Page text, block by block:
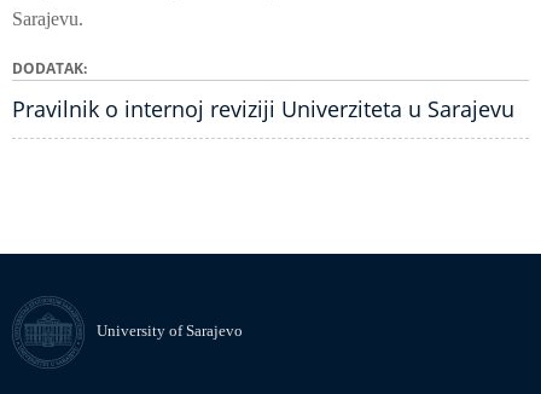
Sarajevu.
DODATAK
Pravilnik o internoj reviziji Univerziteta u Sarajevu
University of Sarajevo